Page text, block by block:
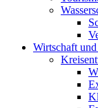
Wirtschaft